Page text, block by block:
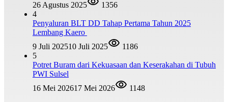
26 Agustus 2025
1356
4
Penyaluran BLT DD Tahap Pertama Tahun 2025
Lembang Kaero
9 Juli 202510 Juli 2025
1186
5
Potret Buram dari Kekuasaan dan Keserakahan di Tubuh
PWI Sulsel
16 Mei 202617 Mei 2026 1148